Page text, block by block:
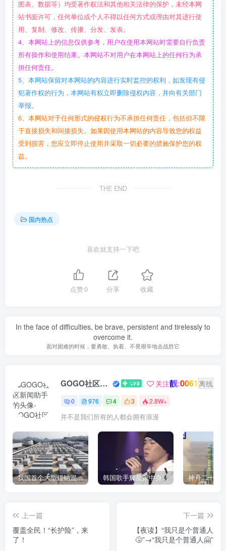
图表、数据等）均受著作权法和其他相关法律的保护，未经本网
站书面许可，任何单位或个人不得以任何方式或理由对其进行使
用、复制、修改、传播、分发、发表。
4、本网站上的信息仅供参考，用户在使用本网站时需要自行负责
所有操作和使用结果。本网站不对用户在本网站上的任何行为承
担任何责任。
5、本网站保留对本网站的内容进行实时监控的权利，如发现有侵
犯著作权的行为，本网站有权立即删除侵权内容，并向有关部门
举报。
6、本网站对于任何形式的侵权行为不承担任何责任，包括但不限
于直接损失和间接损失。如果因使用本网站的内容导致您的权益
受到损害，您应立即停止使用并采取一切必要的措施保护您的权
益。
THE END
国内热点
喜欢就支持一下吧
点赞0 分享 收藏
In the face of difficulties, be brave, persistent and tirelessly to
overcome it.
面对困难的时候，要勇敢、执着、不畏艰辛地去战胜它
GOGO社区新闻助手 关注靓:0061 离线
0 976 4 3 2.8W+
并不是我们所有的人都会拥有浪漫
我国首个大型锂钠混合储能站投产，开启储能新时代 韩国歌手辉星家中身亡，终年43岁，警方调查死因
上一篇
覆盖全民！“长护险”，来
了！
下一篇
【夜读】“我只是个普通人
🤧”→“我只是个普通人🤗”